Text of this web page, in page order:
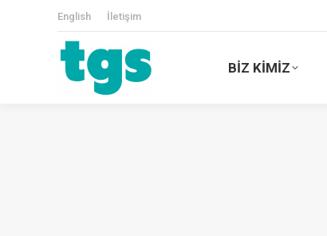
English İletişim
BİZ KİMİZ